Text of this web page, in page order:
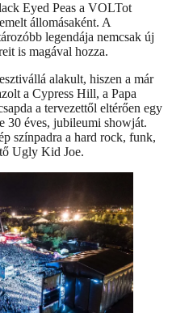
Eyed Peas a VOLTot
állomásaként. A
legendája nemcsak új
is magával hozza.
alakult, hiszen a már
a Cypress Hill, a Papa
a tervezettől eltérően egy
30 éves, jubileumi showját.
színpadra a hard rock, funk,
Ugly Kid Joe.